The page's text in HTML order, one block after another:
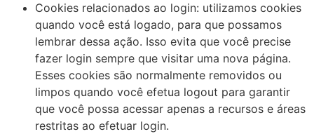
Cookies relacionados ao login: utilizamos cookies
quando você está logado, para que possamos
lembrar dessa ação. Isso evita que você precise
fazer login sempre que visitar uma nova página.
Esses cookies são normalmente removidos ou
limpos quando você efetua logout para garantir
que você possa acessar apenas a recursos e áreas
restritas ao efetuar login.